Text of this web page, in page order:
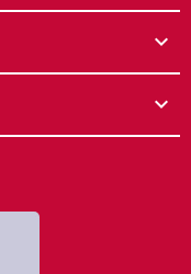
expand_more
expand_more